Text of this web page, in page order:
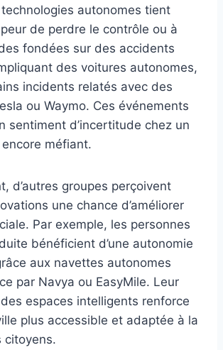
autonomes tient
de perdre le contrôle ou à
fondées sur des accidents
des voitures autonomes,
incidents relatés avec des
ou Waymo. Ces événements
sentiment d’incertitude chez un
méfiant.
d’autres groupes perçoivent
une chance d’améliorer
Par exemple, les personnes
bénéficient d’une autonomie
aux navettes autonomes
par Navya ou EasyMile. Leur
espaces intelligents renforce
plus accessible et adaptée à la
citoyens.